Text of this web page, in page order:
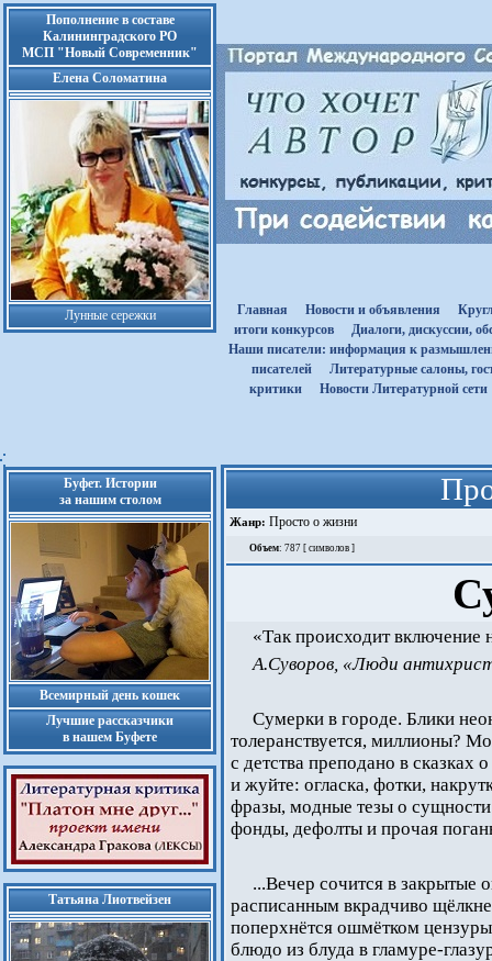
Пополнение в составе
Калининградского РО
МСП "Новый Современник"
Елена Соломатина
Лунные сережки Главная Новости и объявления
итоги конкурсов
Диалоги, дискуссии,
Наши писатели: информация к
писателей
Литературные салоны,
критики
Новости Литературной сети
Буфет. Истории
за нашим столом
Всемирный день кошек
Лучшие рассказчики
в нашем Буфете
Татьяна Лиотвейзен
Жанр: Просто о жизни
Объем: 787 [ символов ]
«Так происходит включение
А.Суворов, «Люди
Сумерки в городе. Блики
толеранствуется, миллионы?
с детства преподано в сказках
и жуйте: огласка, фотки,
фразы, модные тезы о сущности
фонды, дефолты и прочая
...Вечер сочится в закрытые
расписанным вкрадчиво
поперхнётся ошмётком
блюдо из блуда в гламуре-